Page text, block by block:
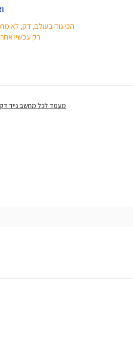
הכי נוח בעולם, דק, לא
רק עכשיו אחרי שימוש
מעמד לכל מחשב נייד